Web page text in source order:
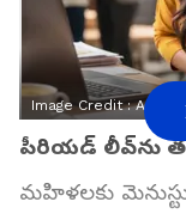
Image Credit :AI
పీరియడ్ లీవ్‌ను
మహిళలకు